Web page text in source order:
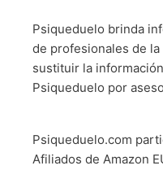
Psiqueduelo brinda
de profesionales de
sustituir la
Psiqueduelo por
Psiqueduelo.com
Afiliados de Amazon